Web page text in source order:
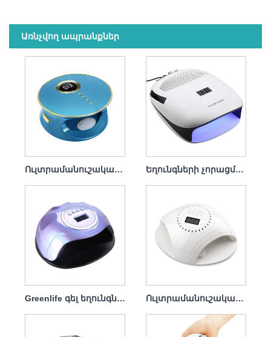
Առնչվող ապրանքներ
Ուլտրամանուշակագույն լամպ Պրոֆեսիոնալ եղունգների չորանոց 168 վտ Եղունգների չորացման լամպի փոշի հավաքող 140w 4 in1
Greenlife գել եղունգների չորանոց լամպ 120վտ